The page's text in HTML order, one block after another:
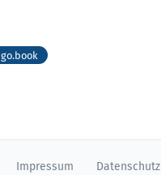
go.book
Impressum Datenschutz